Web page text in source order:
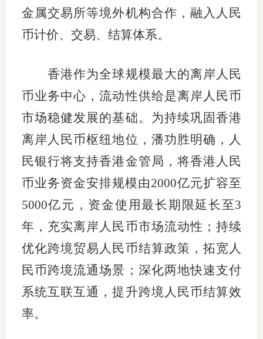
协会公
乡村振
联系我
招聘信
廉政举
金属交易所等境外机构合作，融入人民
币计价、交易、结算体系。
香港作为全球规模最大的离岸人民
币业务中心，流动性供给是离岸人民币
市场稳健发展的基础。为持续巩固香港
离岸人民币枢纽地位，潘功胜明确，人
民银行将支持香港金管局，将香港人民
币业务资金安排规模由2000亿元扩容至
5000亿元，资金使用最长期限延长至3
年，充实离岸人民币市场流动性；持续
优化跨境贸易人民币结算政策，拓宽人
民币跨境流通场景；深化两地快速支付
系统互联互通，提升跨境人民币结算效
率。